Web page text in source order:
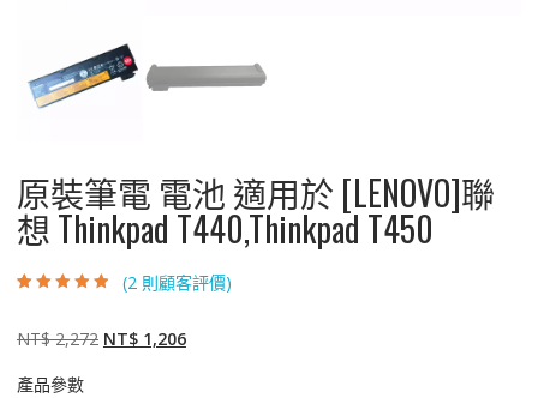
原裝筆電 電池 適用於 [LENOVO]聯
想 Thinkpad T440,Thinkpad T450
客進行評分
(2 則顧客評價)
NT$2,272 原
NT$1,206目
產品參數